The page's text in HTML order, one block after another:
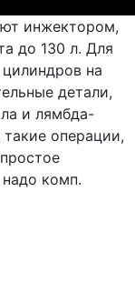
инжектором,
до 130 л. Для
на
детали,
и лямбда-
операции,
комп.